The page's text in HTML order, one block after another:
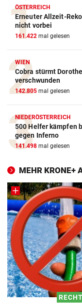
ÖSTERREICH
Erneuter Allzeit-
nicht vorbei
161.422 mal gelesen
WIEN
Cobra stürmt
verschwunden
142.805 mal gelesen
NIEDERÖSTERREICH
500 Helfer kämpfen
gegen Inferno
141.498 mal gelesen
MEHR KRONE+